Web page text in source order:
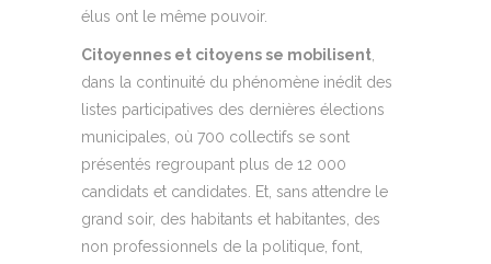
élus ont le même pouvoir.
Citoyennes et citoyens se mobilisent
dans la continuité du phénomène inédit des
listes participatives des dernières élections
municipales, où 700 collectifs se sont
présentés regroupant plus de 12 000
candidats et candidates. Et, sans attendre le
grand soir, des habitants et habitantes, des
non professionnels de la politique, font,